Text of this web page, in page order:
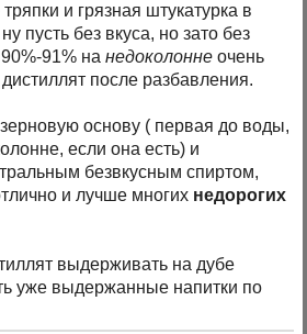
и грязная штукатурка в
пусть без вкуса, но зато без
90%-91% нанедоколоннеочень
после разбавления.
основу ( первая до воды,
если она есть) и
безвкусным спиртом,
и лучше многих недорогих
выдерживать на дубе
уже выдержанные напитки по